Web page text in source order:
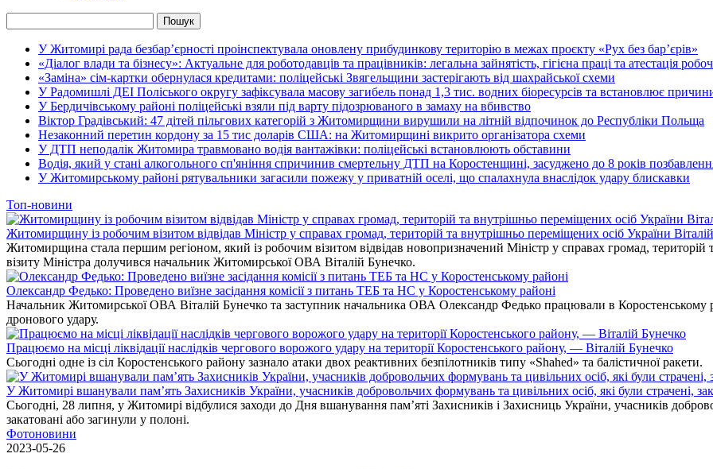
У Житомирі рада безбар’єрності проінспектувала оновлену прибудинкову територію в межах проєкту «Рух без бар’єрів»
«Діалог влади та бізнесу»: Актуальне для роботодавців та працівників: легальна зайнятість, гігієна праці та атестація
«Заміна» сім-картки обернулася кредитами: поліцейські Звягельщини застерігають від шахрайської схеми
У Радомишлі ДЕІ Поліського округу зафіксувала масову загибель понад 1,3 тис. водних біоресурсів та встановлює
У Бердичівському районі поліцейські взяли під варту підозрюваного в замаху на вбивство
Віктор Градівський: 47 дітей пільгових категорій з Житомирщини вирушили на літній відпочинок до Республіки Польща
Незаконний перетин кордону за 15 тис доларів США: на Житомирщині викрито організатора схеми
У ДТП неподалік Житомира травмовано водія вантажівки: поліцейські встановлюють обставини
Водія, який у стані алкогольного сп'яніння спричинив смертельну ДТП на Коростенщині, засуджено до 8 років
У Житомирському районі рятувальники загасили пожежу у приватній оселі, що спалахнула внаслідок удару блискавки
Топ-новини
Житомирщину із робочим візитом відвідав Міністр у справах громад, територій та внутрішньо переміщених осіб України Віталій
Житомирщина стала першим регіоном, який із робочим візитом відвідав новопризначений Міністр у справах громад, територій
візиту Міністра долучився начальник Житомирської ОВА Віталій Бунечко.
Олександр Федько: Проведено виїзне засідання комісії з питань ТЕБ та НС у Коростенському районі
Начальник Житомирської ОВА Віталій Бунечко та заступник начальника ОВА Олександр Федько працювали в Коростенському
дронового удару.
Працюємо на місці ліквідації наслідків чергового ворожого удару на території Коростенського району, — Віталій Бунечко
Сьогодні одне із сіл Коростенського району зазнало атаки двох реактивних безпілотників типу «Shahed» та балістичної ракети.
У Житомирі вшанували пам’ять Захисників України, учасників добровольчих формувань та цивільних осіб, які були страчені,
Сьогодні, 28 липня, у Житомирі відбулися заходи до Дня вшанування пам’яті Захисників і Захисниць України, учасників
закатовані або загинули у полоні.
Фотоновини
2023-05-26